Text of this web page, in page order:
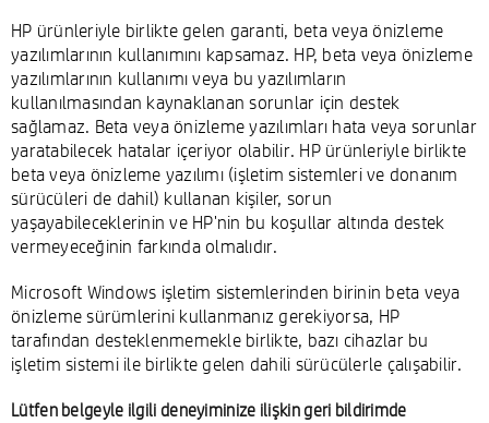
HP ürünleriyle birlikte gelen garanti, beta veya önizleme
yazılımlarının kullanımını kapsamaz. HP, beta veya önizleme
yazılımlarının kullanımı veya bu yazılımların
kullanılmasından kaynaklanan sorunlar için destek
sağlamaz. Beta veya önizleme yazılımları hata veya sorunlar
yaratabilecek hatalar içeriyor olabilir. HP ürünleriyle birlikte
beta veya önizleme yazılımı (işletim sistemleri ve donanım
sürücüleri de dahil) kullanan kişiler, sorun
yaşayabileceklerinin ve HP'nin bu koşullar altında destek
vermeyeceğinin farkında olmalıdır.
Microsoft Windows işletim sistemlerinden birinin beta veya
önizleme sürümlerini kullanmanız gerekiyorsa, HP
tarafından desteklenmemekle birlikte, bazı cihazlar bu
işletim sistemi ile birlikte gelen dahili sürücülerle çalışabilir.
Lütfen belgeyle ilgili deneyiminize ilişkin geri bildirimde